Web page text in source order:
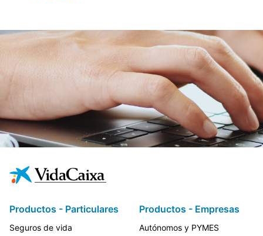
Productos - Particulares
Seguros de vida
Productos - Empresas
Autónomos y PYMES